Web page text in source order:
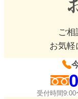
ご相
お気軽
受付時間9:00